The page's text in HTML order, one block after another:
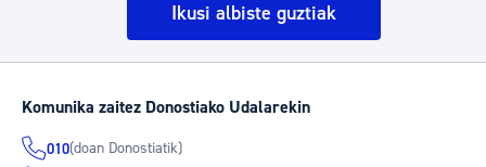
Ikusi albiste guztiak
Komunika zaitez Donostiako Udalarekin
010(doan Donostiatik)